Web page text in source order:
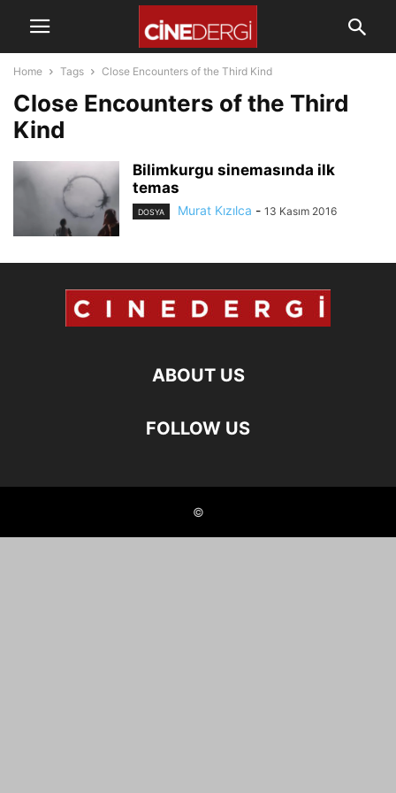
Home Tags Close Encounters of the Third Kind
Close Encounters of the Third
Kind
Bilimkurgu sinemasında ilk
temas
DOSYA Murat Kızılca - 13 Kasım 2016
ABOUT US
FOLLOW US
©